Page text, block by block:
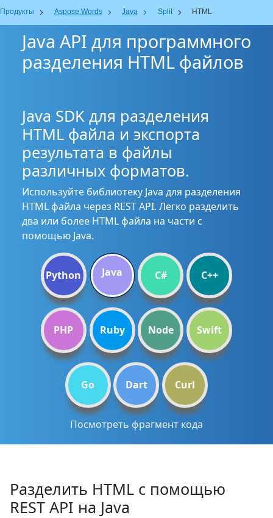
Продукты Aspose.Words Java Split HTML
Java API для программного
разделения HTML файлов
Java SDK для разделения
HTML файла и экспорта
результата в файлы
различных форматов.
Используйте библиотеку Java для разделения
HTML файла через REST API. Легко разделить
два или более HTML файла на части с
помощью Java.
Python Java C# C++
PHP Ruby Node Swift
Go Dart Curl
Посмотреть фрагмент кода
Разделить HTML с помощью
REST API на Java